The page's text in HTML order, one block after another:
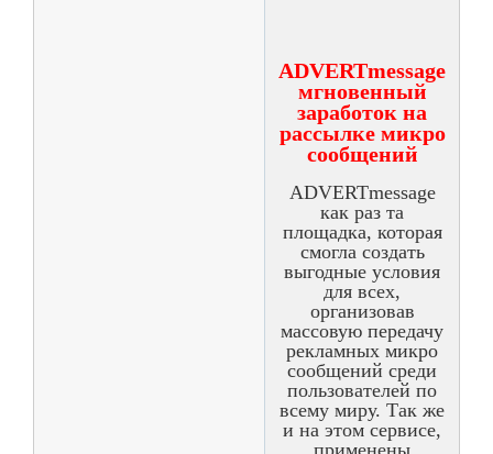
ADVERTmessage
мгновенный
заработок на
рассылке микро
сообщений
ADVERTmessage
как раз та
площадка, которая
смогла создать
выгодные условия
для всех,
организовав
массовую передачу
рекламных микро
сообщений среди
пользователей по
всему миру. Так же
и на этом сервисе,